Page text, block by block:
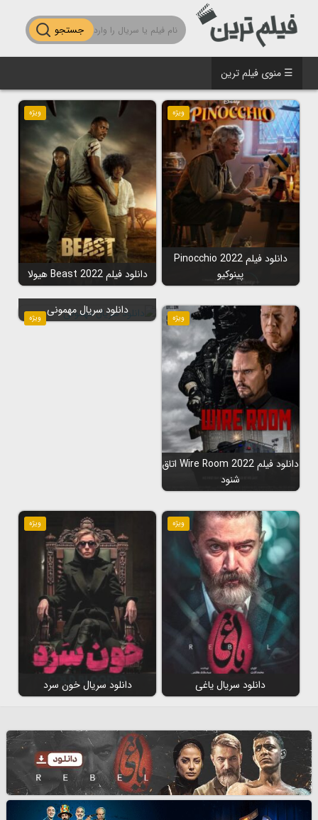
جستجو
☰ منوی فیلم ترین
ویژه
دانلود فیلم Pinocchio 2022
پینوکیو
ویژه
دانلود فیلم Beast 2022 هیولا
ویژه
دانلود فیلم Wire Room 2022 اتاق
شنود
ویژه
دانلود سریال مهمونی
ویژه
دانلود سریال یاغی
ویژه
دانلود سریال خون سرد